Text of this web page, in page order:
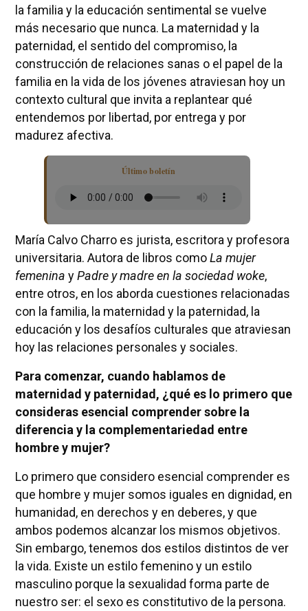
la familia y la educación sentimental se vuelve
más necesario que nunca. La maternidad y la
paternidad, el sentido del compromiso, la
construcción de relaciones sanas o el papel de la
familia en la vida de los jóvenes atraviesan hoy un
contexto cultural que invita a replantear qué
entendemos por libertad, por entrega y por
madurez afectiva.
Último boletín
María Calvo Charro es jurista, escritora y profesora
universitaria. Autora de libros comoLa mujer
femenina yPadre y madre en la sociedad woke,
entre otros, en los aborda cuestiones relacionadas
con la familia, la maternidad y la paternidad, la
educación y los desafíos culturales que atraviesan
hoy las relaciones personales y sociales.
Para comenzar, cuando hablamos de
maternidad y paternidad, ¿qué es lo primero que
consideras esencial comprender sobre la
diferencia y la complementariedad entre
hombre y mujer?
Lo primero que considero esencial comprender es
que hombre y mujer somos iguales en dignidad, en
humanidad, en derechos y en deberes, y que
ambos podemos alcanzar los mismos objetivos.
Sin embargo, tenemos dos estilos distintos de ver
la vida. Existe un estilo femenino y un estilo
masculino porque la sexualidad forma parte de
nuestro ser: el sexo es constitutivo de la persona.